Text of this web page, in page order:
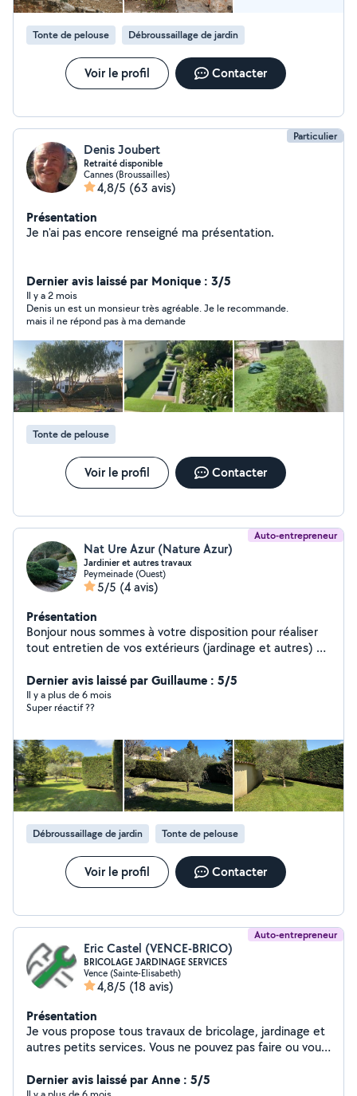
Tonte de pelouse Débroussaillage de jardin
Voir le profil Contacter
Particulier
Denis Joubert
Retraité disponible
Cannes (Broussailles)
4,8/5 (63 avis)
Présentation
Je n'ai pas encore renseigné ma présentation.
Dernier avis laissé par Monique : 3/5
Il y a 2 mois
Denis un est un monsieur très agréable. Je le recommande.
mais il ne répond pas à ma demande
Tonte de pelouse
Voir le profil Contacter
Auto-entrepreneur
Nat Ure Azur (Nature Azur)
Jardinier et autres travaux
Peymeinade (Ouest)
5/5 (4 avis)
Présentation
Bonjour nous sommes à votre disposition pour réaliser
tout entretien de vos extérieurs (jardinage et autres) et
service.
Dernier avis laissé par Guillaume : 5/5
Il y a plus de 6 mois
Super réactif ??
Débroussaillage de jardin Tonte de pelouse
Voir le profil Contacter
Auto-entrepreneur
Eric Castel (VENCE-BRICO)
BRICOLAGE JARDINAGE SERVICES
Vence (Sainte-Elisabeth)
4,8/5 (18 avis)
Présentation
Je vous propose tous travaux de bricolage, jardinage et
autres petits services. Vous ne pouvez pas faire ou vous
Dernier avis laissé par Anne : 5/5